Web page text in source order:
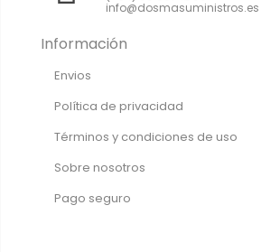
info@dosmasuministros.es
Información
Envios
Política de privacidad
Términos y condiciones de uso
Sobre nosotros
Pago seguro